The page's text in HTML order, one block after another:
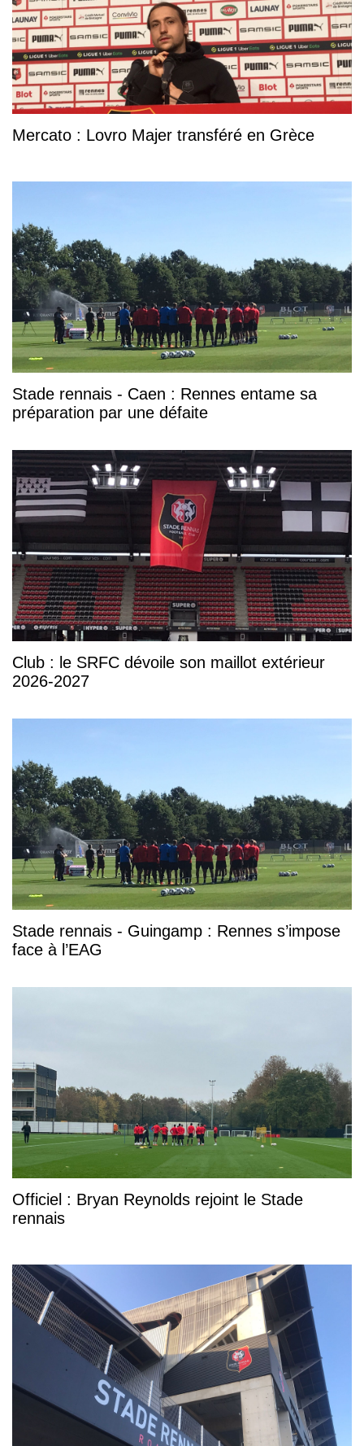
Mercato : Lovro Majer transféré en Grèce
Stade rennais - Caen : Rennes entame sa
préparation par une défaite
Club : le SRFC dévoile son maillot extérieur
2026-2027
Stade rennais - Guingamp : Rennes s’impose
face à l’EAG
Officiel : Bryan Reynolds rejoint le Stade
rennais